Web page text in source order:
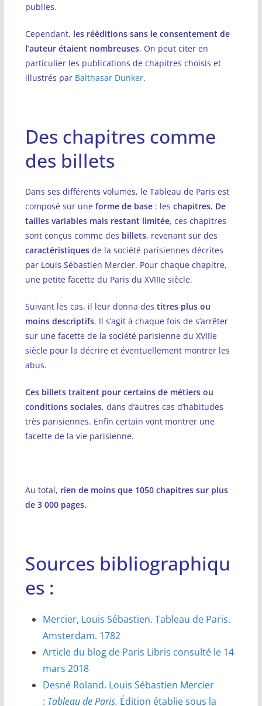
publies.
Cependant, les rééditions sans le consentement de
l’auteur étaient nombreuses. On peut citer en
particulier les publications de chapitres choisis et
illustrés parBalthasar Dunker.
Des chapitres comme
des billets
Dans ses différents volumes, le Tableau de Paris est
composé sur une forme de base: les chapitres. De
tailles variables mais restant limitée, ces chapitres
sont conçus comme des billets, revenant sur des
caractéristiquesde la société parisiennes décrites
par Louis Sébastien Mercier. Pour chaque chapitre,
une petite facette du Paris du XVIIIe siècle.
Suivant les cas, il leur donna des titres plus ou
moins descriptifs. Il s’agit à chaque fois de s’arrêter
sur une facette de la société parisienne du XVIIIe
siècle pour la décrire et éventuellement montrer les
abus.
Ces billets traitent pour certains de métiers ou
conditions sociales, dans d’autres cas d’habitudes
très parisiennes. Enfin certain vont montrer une
facette de la vie parisienne.
Au total, rien de moins que 1050 chapitres sur plus
de 3 000 pages.
Sources bibliographiqu
es :
Mercier, Louis Sébastien. Tableau de Paris.
Amsterdam. 1782
Article du blog de Paris Libris consulté le 14
mars 2018
Desné Roland. Louis Sébastien Mercier
: Tableau de Paris. Édition établie sous la